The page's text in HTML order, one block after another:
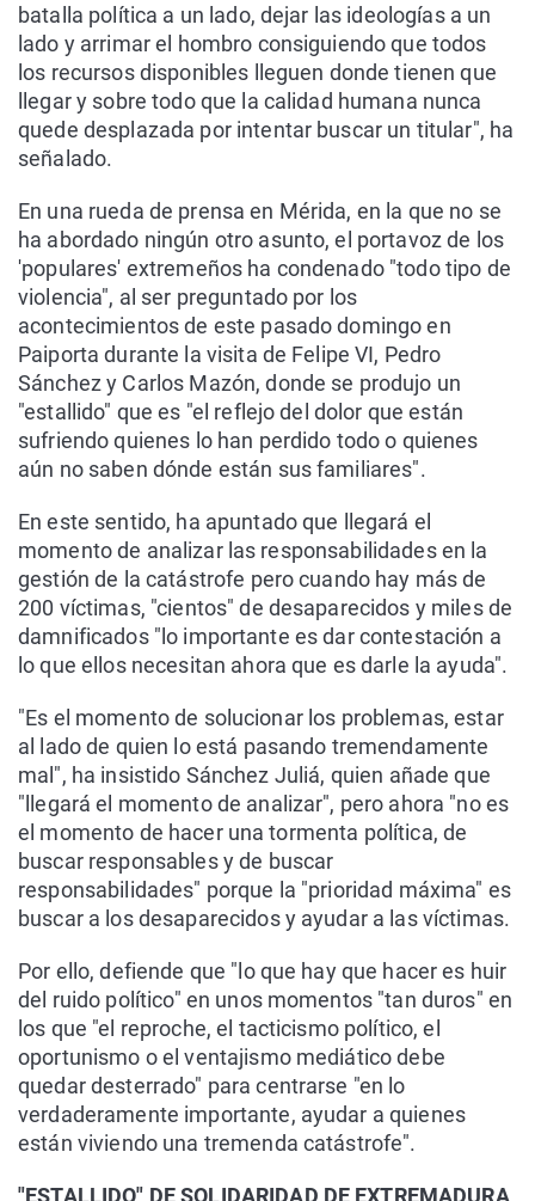
batalla política a un lado, dejar las ideologías a un
lado y arrimar el hombro consiguiendo que todos
los recursos disponibles lleguen donde tienen que
llegar y sobre todo que la calidad humana nunca
quede desplazada por intentar buscar un titular", ha
señalado.
En una rueda de prensa en Mérida, en la que no se
ha abordado ningún otro asunto, el portavoz de los
'populares' extremeños ha condenado "todo tipo de
violencia", al ser preguntado por los
acontecimientos de este pasado domingo en
Paiporta durante la visita de Felipe VI, Pedro
Sánchez y Carlos Mazón, donde se produjo un
"estallido" que es "el reflejo del dolor que están
sufriendo quienes lo han perdido todo o quienes
aún no saben dónde están sus familiares".
En este sentido, ha apuntado que llegará el
momento de analizar las responsabilidades en la
gestión de la catástrofe pero cuando hay más de
200 víctimas, "cientos" de desaparecidos y miles de
damnificados "lo importante es dar contestación a
lo que ellos necesitan ahora que es darle la ayuda".
"Es el momento de solucionar los problemas, estar
al lado de quien lo está pasando tremendamente
mal", ha insistido Sánchez Juliá, quien añade que
"llegará el momento de analizar", pero ahora "no es
el momento de hacer una tormenta política, de
buscar responsables y de buscar
responsabilidades" porque la "prioridad máxima" es
buscar a los desaparecidos y ayudar a las víctimas.
Por ello, defiende que "lo que hay que hacer es huir
del ruido político" en unos momentos "tan duros" en
los que "el reproche, el tacticismo político, el
oportunismo o el ventajismo mediático debe
quedar desterrado" para centrarse "en lo
verdaderamente importante, ayudar a quienes
están viviendo una tremenda catástrofe".
"ESTALLIDO" DE SOLIDARIDAD DE EXTREMADURA